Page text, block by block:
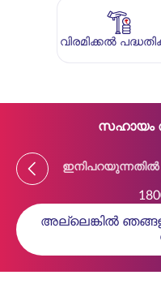
വിരമിക്കൽ
സഹായം
Previous
അല്ലെങ്കിൽ